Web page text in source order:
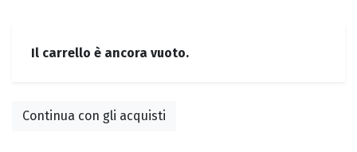
Il carrello è ancora vuoto.
Continua con gli acquisti